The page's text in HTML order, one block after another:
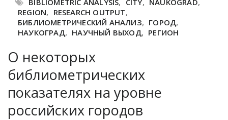
BIBLIOMETRIC ANALYSIS, CITY, NAUKOGRAD,
REGION, RESEARCH OUTPUT,
БИБЛИОМЕТРИЧЕСКИЙ АНАЛИЗ, ГОРОД,
НАУКОГРАД, НАУЧНЫЙ ВЫХОД, РЕГИОН
О некоторых
библиометрических
показателях на уровне
российских городов